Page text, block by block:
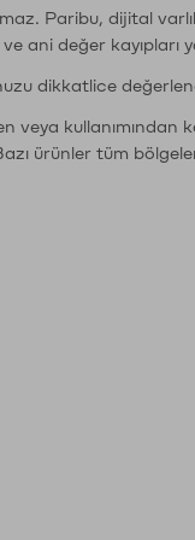
Paribu, dijital
ani değer kayıpları
dikkatlice
kullanımından
ürünler tüm